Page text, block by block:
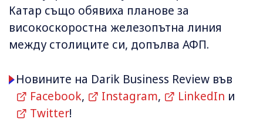
Катар също обявиха планове за
високоскоростна железопътна линия
между столиците си, допълва АФП.
Новините на Darik Business Review във
Facebook, Instagram, LinkedIn и
Twitter!